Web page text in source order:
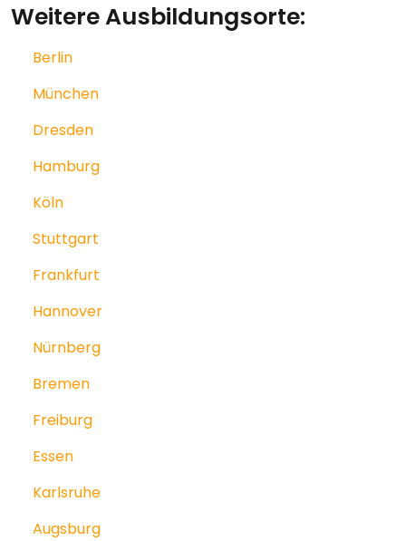
Weitere Ausbildungsorte:
Berlin
München
Dresden
Hamburg
Köln
Stuttgart
Frankfurt
Hannover
Nürnberg
Bremen
Freiburg
Essen
Karlsruhe
Augsburg